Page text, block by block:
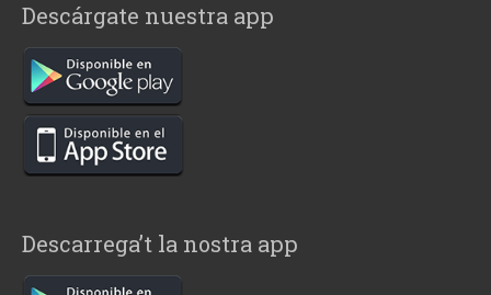
Descárgate nuestra app
Descarrega’t la nostra app